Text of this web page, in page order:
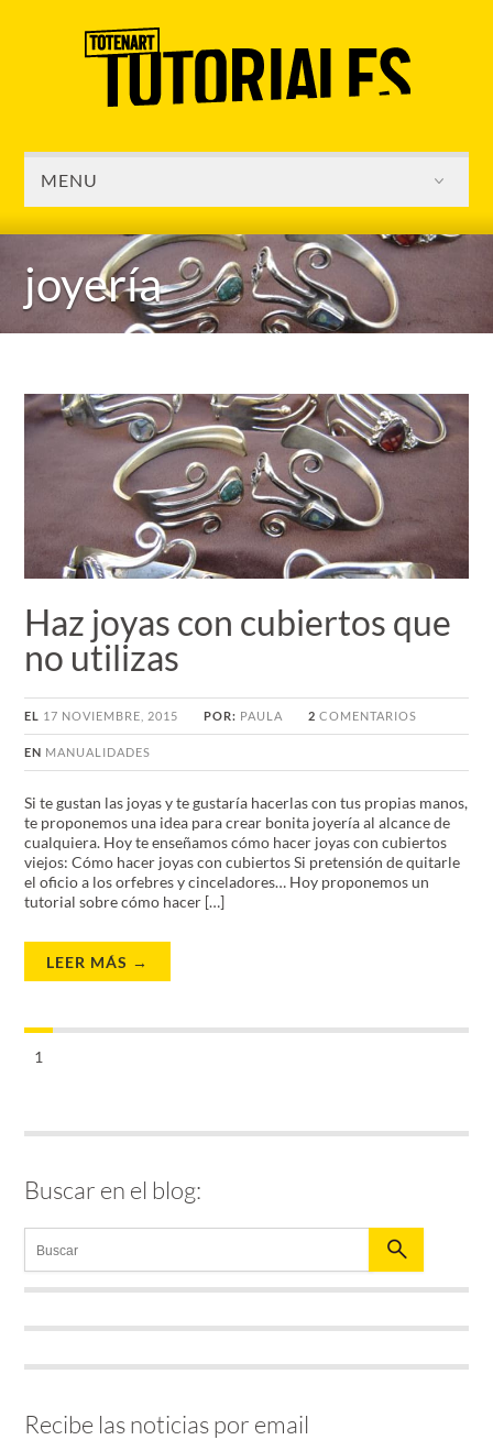
MENU
joyería
Haz joyas con cubiertos que
no utilizas
EL 17 NOVIEMBRE, 2015 POR: PAULA 2 COMENTARIOS
EN MANUALIDADES
Si te gustan las joyas y te gustaría hacerlas con tus propias manos,
te proponemos una idea para crear bonita joyería al alcance de
cualquiera. Hoy te enseñamos cómo hacer joyas con cubiertos
viejos: Cómo hacer joyas con cubiertos Si pretensión de quitarle
el oficio a los orfebres y cinceladores… Hoy proponemos un
tutorial sobre cómo hacer […]
LEER MÁS →
1
Buscar en el blog:
Recibe las noticias por email